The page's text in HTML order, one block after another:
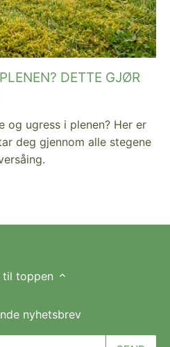
DETTE GJØR
og ugress i plenen? Her er
deg gjennom alle stegene
til toppen
nyhetsbrev